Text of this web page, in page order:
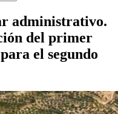
administrativo.
del primer
el segundo